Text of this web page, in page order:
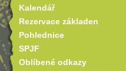
Kalendář
Rezervace základen
Pohlednice
SPJF
Oblíbené odkazy